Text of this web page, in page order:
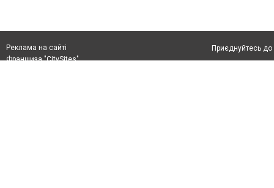
Реклама на сайті
Франшиза "CitySites"
Приєднуйтесь до